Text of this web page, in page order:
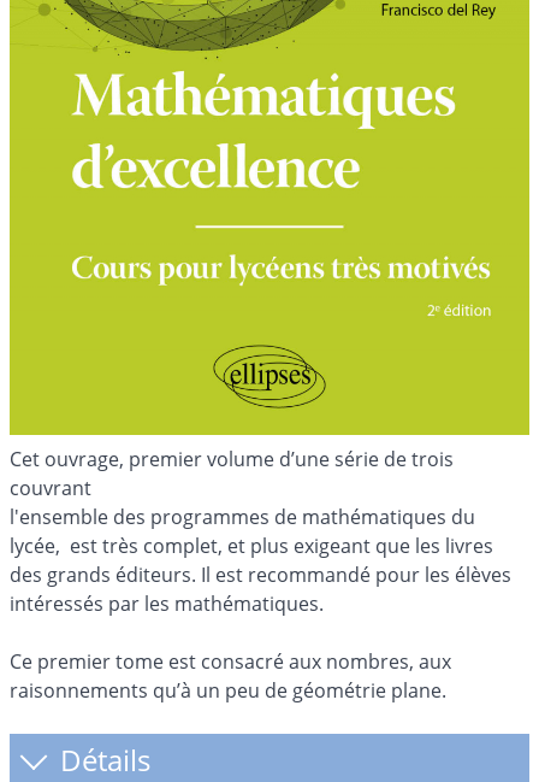
Cet ouvrage, premier volume d’une série de trois
couvrant
l'ensemble des programmes de mathématiques du
lycée, est très complet, et plus exigeant que les livres
des grands éditeurs. Il est recommandé pour les élèves
intéressés par les mathématiques.
Ce premier tome est consacré aux nombres, aux
raisonnements qu’à un peu de géométrie plane.
Détails